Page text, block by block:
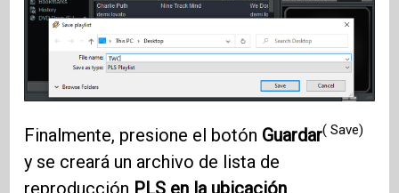
Finalmente, presione el botón Guardar( Save)
y se creará un archivo de lista de
reproducción PLS en la ubicación